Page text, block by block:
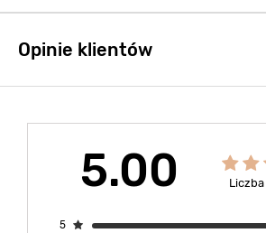
Opinie klientów
5.00
5